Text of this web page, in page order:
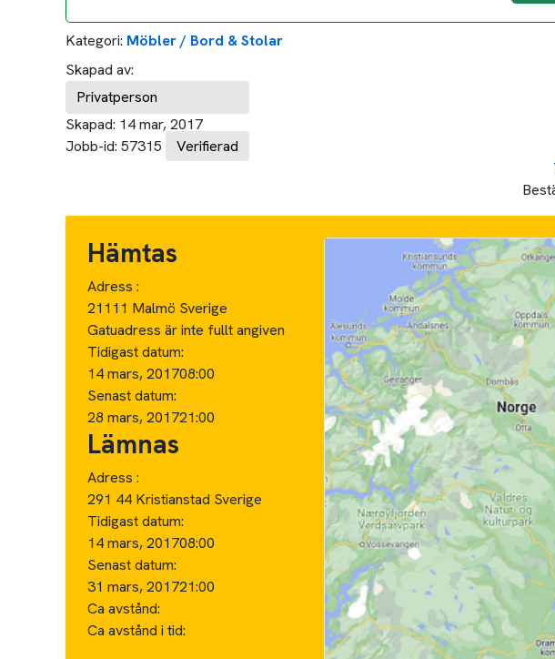
Kategori: Möbler / Bord & Stolar
Skapad av:
Privatperson
Skapad: 14 mar, 2017
Jobb-id: 57315 Verifierad
Hämtas
Adress :
21111 Malmö Sverige
Gatuadress är inte fullt angiven
Tidigast datum:
14 mars, 201708:00
Senast datum:
28 mars, 201721:00
Lämnas
Adress :
291 44 Kristianstad Sverige
Tidigast datum:
14 mars, 201708:00
Senast datum:
31 mars, 201721:00
Ca avstånd:
Ca avstånd i tid: